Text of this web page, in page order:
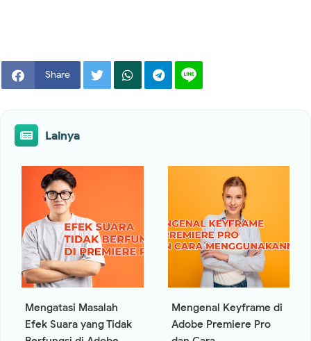
Share
Lainya
Mengatasi Masalah
Efek Suara yang Tidak
Mengenal Keyframe di
Adobe Premiere Pro